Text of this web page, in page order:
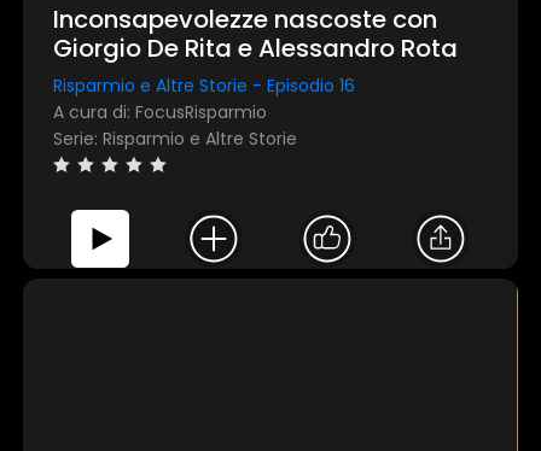
Inconsapevolezze nascoste con
Giorgio De Rita e Alessandro Rota
Risparmio e Altre Storie - Episodio 16
A cura di: FocusRisparmio
Serie: Risparmio e Altre Storie